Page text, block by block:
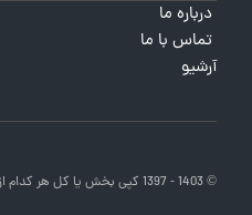
درباره ما
تماس با ما
آرشیو
© 1403 - 1397 کپی بخش یا کل هر کدام از مطالب